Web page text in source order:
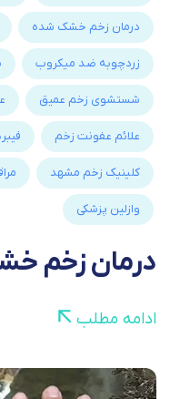
درمان زخم خشک شده
زردچوبه ضد میکروب
شستشوی زخم عمیق
علائم عفونت زخم
کلینیک زخم مشهد
وازلین پزشکی
درمان زخم
ادامه مطلب